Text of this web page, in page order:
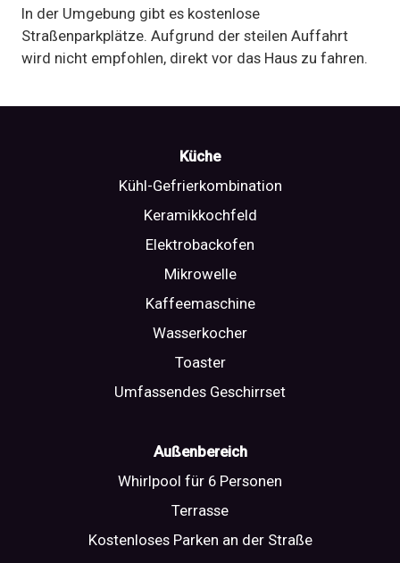
In der Umgebung gibt es kostenlose
Straßenparkplätze. Aufgrund der steilen Auffahrt
wird nicht empfohlen, direkt vor das Haus zu fahren.
Küche
Kühl-Gefrierkombination
Keramikkochfeld
Elektrobackofen
Mikrowelle
Kaffeemaschine
Wasserkocher
Toaster
Umfassendes Geschirrset
Außenbereich
Whirlpool für 6 Personen
Terrasse
Kostenloses Parken an der Straße